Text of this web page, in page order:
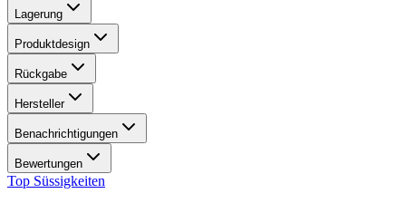
Lagerung
Produktdesign
Rückgabe
Hersteller
Benachrichtigungen
Bewertungen
Top Süssigkeiten